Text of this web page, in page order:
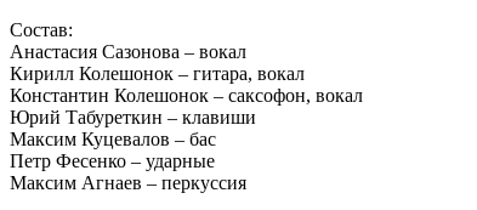
Состав:
Анастасия Сазонова – вокал
Кирилл Колешонок – гитара, вокал
Константин Колешонок – саксофон, вокал
Юрий Табуреткин – клавиши
Максим Куцевалов – бас
Петр Фесенко – ударные
Максим Агнаев – перкуссия